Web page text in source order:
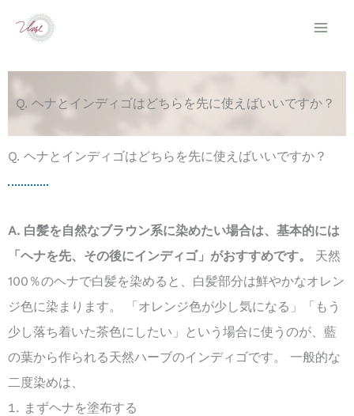
ッ
プ
Q. ヘナとインディゴはどちらを先に使えばいいですか？
Q. ヘナとインディゴはどちらを先に使えばいいですか？
A. 白髪を自然なブラウン系に染めたい場合は、基本的には
「ヘナを先、その後にインディゴ」がおすすめです。
天然
100％のヘナで白髪を染めると、白髪部分は鮮やかなオレン
ジ色に染まります。 「オレンジ色が少し気になる」「もう
少し落ち着いた茶色にしたい」という場合に使うのが、藍
の葉から作られる天然ハーブのインディゴです。 一般的な
二度染めは、
まずヘナを塗布する